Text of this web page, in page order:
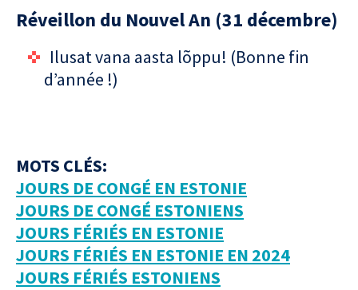
Réveillon du Nouvel An (31 décembre)
Ilusat vana aasta lõppu! (Bonne fin
d’année !)
MOTS CLÉS:
JOURS DE CONGÉ EN ESTONIE
JOURS DE CONGÉ ESTONIENS
JOURS FÉRIÉS EN ESTONIE
JOURS FÉRIÉS EN ESTONIE EN 2024
JOURS FÉRIÉS ESTONIENS